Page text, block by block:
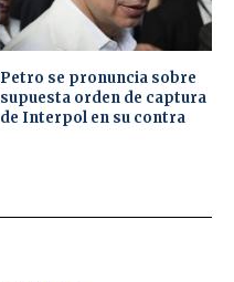
Petro se pronuncia sobre
supuesta orden de captura
de Interpol en su contra